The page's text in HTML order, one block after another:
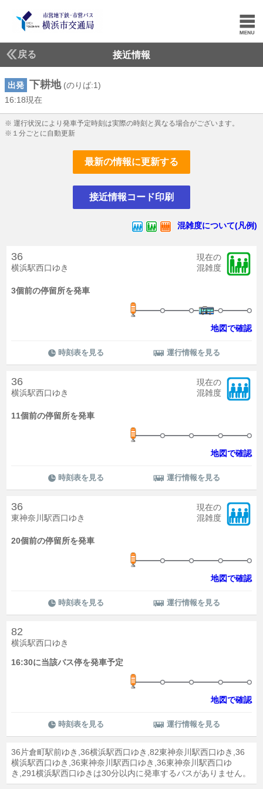
戻る 接近情報
出発 下耕地 (のりば:1)
16:18現在
※ 運行状況により発車予定時刻は実際の時刻と異なる場合がございます。
※１分ごとに自動更新
最新の情報に更新する
接近情報コード印刷
混雑度について(凡例)
36
横浜駅西口ゆき
現在の
混雑度
3個前の停留所を発車
地図で確認
時刻表を見る 運行情報を見る
36
横浜駅西口ゆき
現在の
混雑度
11個前の停留所を発車
地図で確認
時刻表を見る 運行情報を見る
36
東神奈川駅西口ゆき
現在の
混雑度
20個前の停留所を発車
地図で確認
時刻表を見る 運行情報を見る
82
横浜駅西口ゆき
16:30に当該バス停を発車予定
地図で確認
時刻表を見る 運行情報を見る
36片倉町駅前ゆき,36横浜駅西口ゆき,82東神奈川駅西口ゆき,36
横浜駅西口ゆき,36東神奈川駅西口ゆき,36東神奈川駅西口ゆ
き,291横浜駅西口ゆきは30分以内に発車するバスがありません。